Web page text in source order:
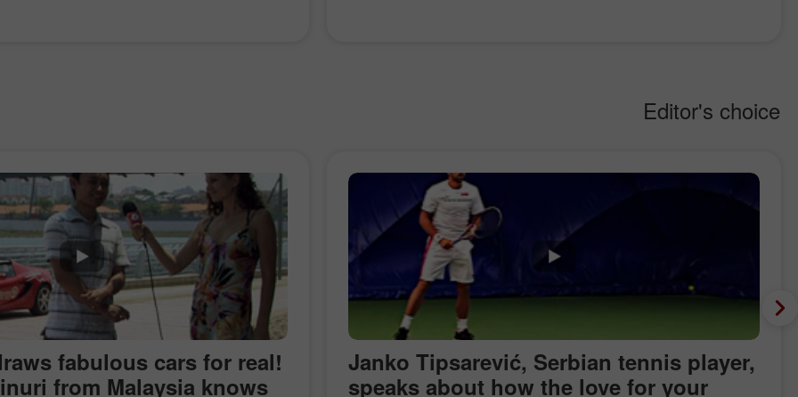
Editor's choice
fabulous cars for real!
from Malaysia knows
Janko Tipsarević, Serbian tennis player,
speaks about how the love for your